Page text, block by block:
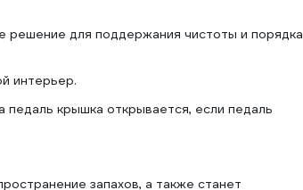
решение для поддержания чистоты и порядка
интерьер.
крышка открывается, если педаль
запахов, а также станет